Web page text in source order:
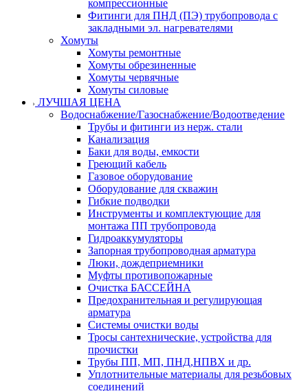
компрессионные
Фитинги для ПНД (ПЭ) трубопровода с
закладными эл. нагревателями
Хомуты
Хомуты ремонтные
Хомуты обрезиненные
Хомуты червячные
Хомуты силовые
ЛУЧШАЯ ЦЕНА
Водоснабжение/Газоснабжение/Водоотведение
Трубы и фитинги из нерж. стали
Канализация
Баки для воды, емкости
Греющий кабель
Газовое оборудование
Оборудование для скважин
Гибкие подводки
Инструменты и комплектующие для
монтажа ПП трубопровода
Гидроаккумуляторы
Запорная трубопроводная арматура
Люки, дождеприемники
Муфты противопожарные
Очистка БАССЕЙНА
Предохранительная и регулирующая
арматура
Системы очистки воды
Тросы сантехнические, устройства для
прочистки
Трубы ПП, МП, ПНД,НПВХ и др.
Уплотнительные материалы для резьбовых
соединений